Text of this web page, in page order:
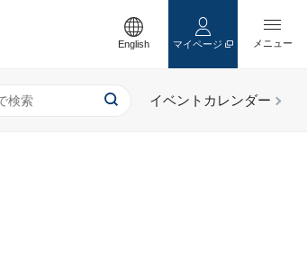
English マイページ